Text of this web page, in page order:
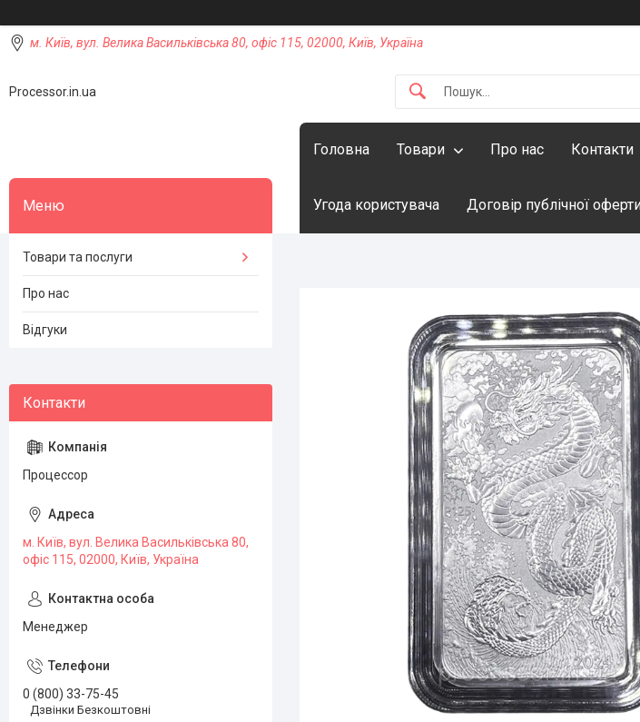
м. Київ, вул. Велика Васильківська 80, офіс 115, 02000, Київ, Україна
Processor.in.ua
Головна Товари Про нас Контакти
Угода користувача Договір публічної
Товари та послуги
Про нас
Відгуки
Процессор
м. Київ, вул. Велика Васильківська 80,
офіс 115, 02000, Київ, Україна
Менеджер
0 (800) 33-75-45
Дзвінки Безкоштовні